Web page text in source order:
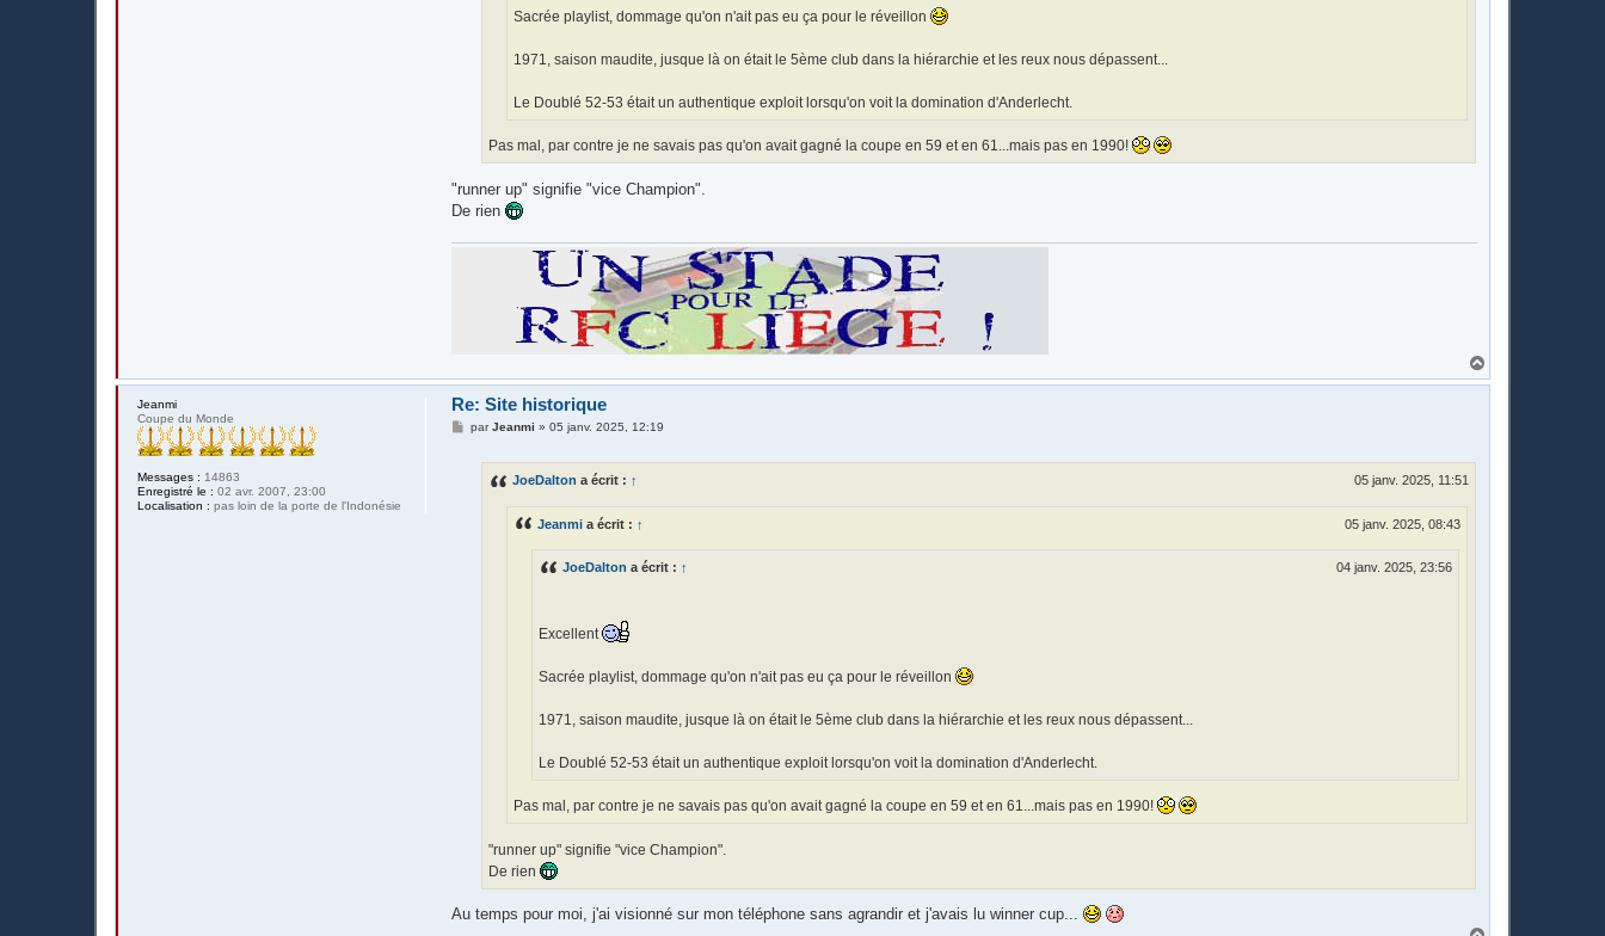
Sacrée playlist, dommage qu'on n'ait pas eu ça pour le réveillon
1971, saison maudite, jusque là on était le 5ème club dans la hiérarchie et les reux nous dépassent...
Le Doublé 52-53 était un authentique exploit lorsqu'on voit la domination d'Anderlecht.
Pas mal, par contre je ne savais pas qu'on avait gagné la coupe en 59 et en 61...mais pas en 1990!
"runner up" signifie "vice Champion".
De rien
a
Jeanmi
Coupe du Monde
Messages : 14863
Enregistré le : 02 avr. 2007, 23:00
Localisation : pas loin de la porte de l'Indonésie
Re: Site historique
MparJeanmi »05 janv. 2025, 12:19
JoeDalton a écrit : ↑ 05 janv. 2025, 11:51
Jeanmi a écrit : ↑ 05 janv. 2025, 08:43
JoeDalton a écrit : ↑ 04 janv. 2025, 23:56
Excellent
Sacrée playlist, dommage qu'on n'ait pas eu ça pour le réveillon
1971, saison maudite, jusque là on était le 5ème club dans la hiérarchie et les reux nous dépassent...
Le Doublé 52-53 était un authentique exploit lorsqu'on voit la domination d'Anderlecht.
Pas mal, par contre je ne savais pas qu'on avait gagné la coupe en 59 et en 61...mais pas en 1990!
"runner up" signifie "vice Champion".
De rien
Au temps pour moi, j'ai visionné sur mon téléphone sans agrandir et j'avais lu winner cup...